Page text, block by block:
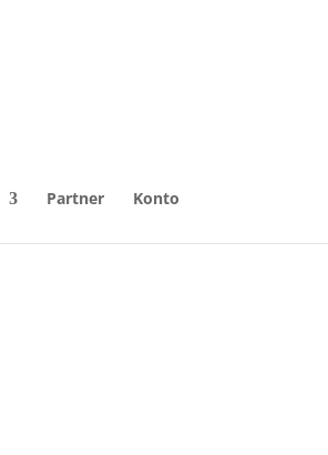
Partner Konto